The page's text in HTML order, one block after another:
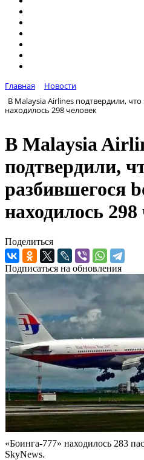
Главная
Новости
В Malaysia Airlines подтвердили,
находилось 298 человек
В Malaysia
подтвердили,
разбившегося
находилось 298
Поделиться
Подписаться на обновления
«Боинга-777» находилось 283
SkyNews.